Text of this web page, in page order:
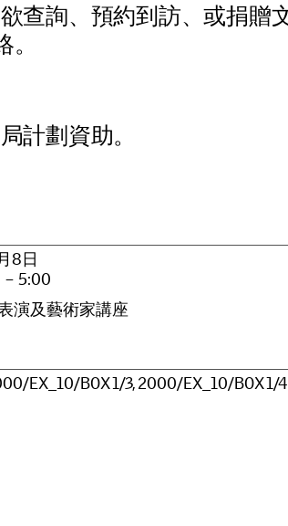
欲查詢、 預約到訪、或捐贈
。
局計劃資助。
8日
– 5:00
演及藝術家講座
00/EX 10/BOX1/3,2000/EX 10/BOX1/4